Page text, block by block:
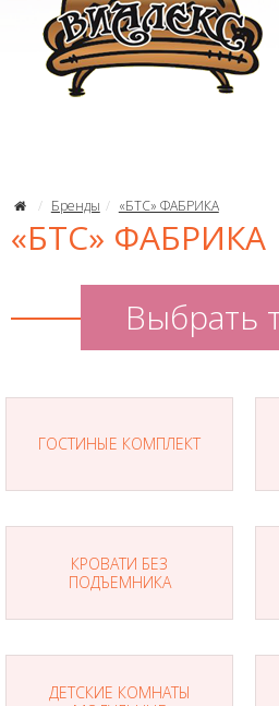
Бренды «БТС» ФАБРИКА
«БТС» ФАБРИКА
Выбрать
ГОСТИНЫЕ КОМПЛЕКТ
КРОВАТИ БЕЗ
ПОДЪЕМНИКА
ДЕТСКИЕ КОМНАТЫ